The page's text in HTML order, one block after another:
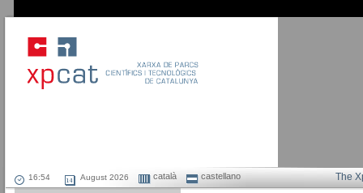
August 2026 català castellano The